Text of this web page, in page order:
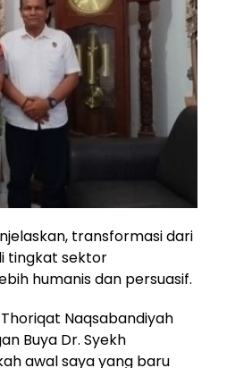
transformasi dari
tingkat sektor
humanis dan persuasif.
Naqsabandiyah
Buya Dr. Syekh
awal saya yang baru